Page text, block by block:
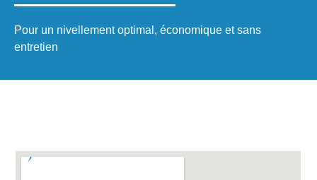
Pour un nivellement optimal, économique et sans
entretien